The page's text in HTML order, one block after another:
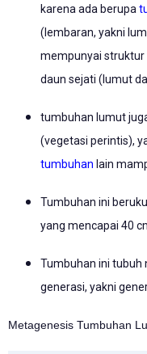
karena ada berupa
(lembaran, yakni
mempunyai struktur
daun sejati (lumut
tumbuhan lumut
(vegetasi perintis),
tumbuhan lain
Tumbuhan ini
yang mencapai 40
Tumbuhan ini tubuh
generasi, yakni
Metagenesis Tumbuhan